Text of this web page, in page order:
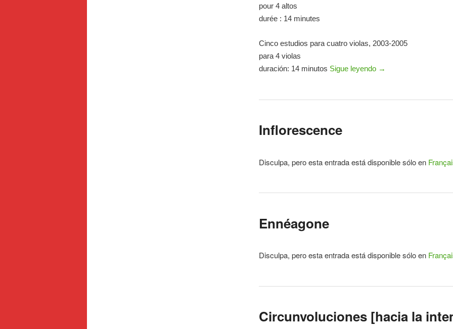
pour 4 altos
durée : 14 minutes
Cinco estudios para cuatro violas, 2003-2005
para 4 violas
duración: 14 minutos Sigue leyendo →
Inflorescence
Disculpa, pero esta entrada está disponible sólo en
Ennéagone
Disculpa, pero esta entrada está disponible sólo en
Circunvoluciones [hacia la